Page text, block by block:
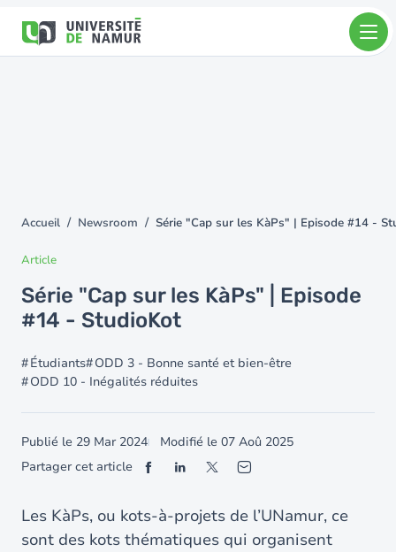
contenu
You
here
Accueil Newsroom Série "Cap sur les KàPs" | Episode #14 -
Article
Série "Cap sur les KàPs" | Episode
#14 - StudioKot
Étudiants ODD 3 - Bonne santé et bien-être
ODD 10 - Inégalités réduites
Publié le 29 Mar 2024 Modifié le 07 Aoû 2025
Partager cet article
Les KàPs, ou kots-à-projets de l’UNamur, ce
sont des kots thématiques qui organisent